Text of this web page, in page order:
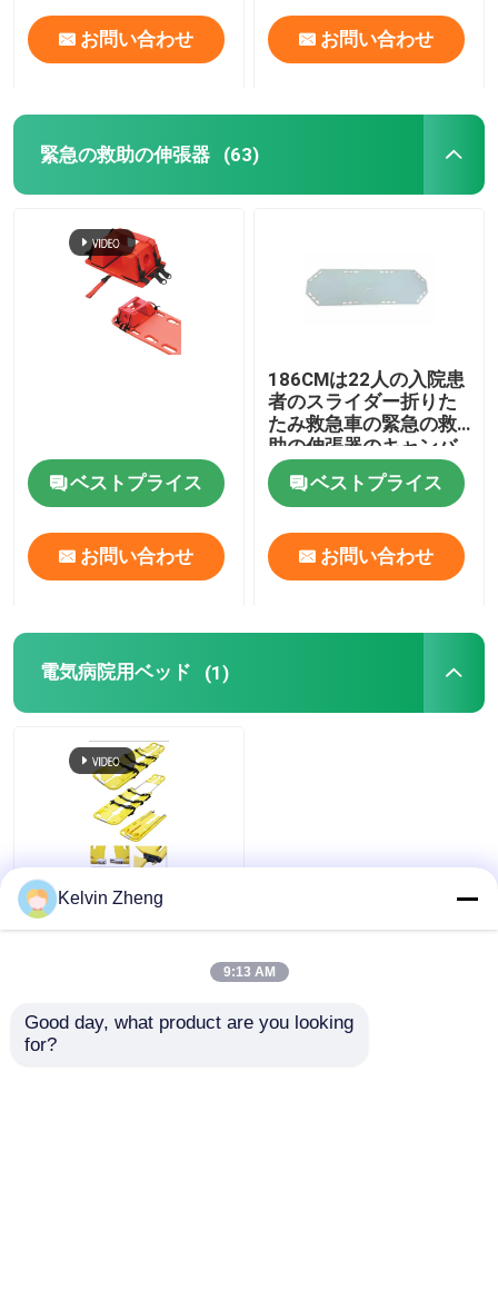
お問い合わせ お問い合わせ
緊急の救助の伸張器 (63)
ベストプライス
お問い合わせ
186CMは22人の入院患
者のスライダー折りた
たみ救急車の緊急の救
助の伸張器のキャンバ
スに乗る
ベストプライス
お問い合わせ
電気病院用ベッド (1)
超軽量 衝撃吸収性が良
い プラスチック製のシ
Kelvin Zheng
9:13 AM
Good day, what product are you looking
for?